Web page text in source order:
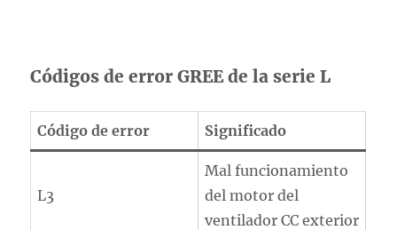
Códigos de error GREE de la serie L
Código de error Significado
L3
Mal funcionamiento
del motor del
ventilador CC exterior